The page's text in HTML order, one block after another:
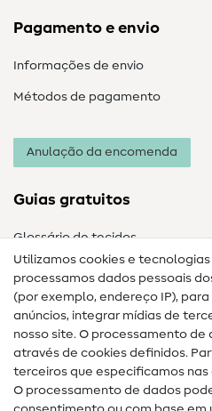
Pagamento e envio
Informações de envio
Métodos de pagamento
Anulação da encomenda
Guias gratuitos
Glossário de tecidos
Guias de costura
Ajuda e contacto
Contacto
Mudança de proprietário
Utilizamos cookies e
processamos dados pessoais
(por exemplo, endereço IP),
anúncios, integrar mídias de
nosso site. O processamento de
através de cookies definidos.
terceiros que especificamos nas
O processamento de dados